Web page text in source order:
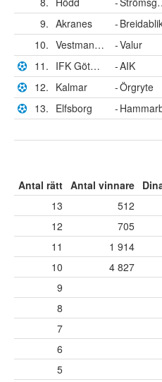
9. Akranes -
10.
Vestmannaeyja -Valur
11.
IFK Göteborg -AIK
12. Kalmar -Örgryte
13. Elfsborg -
Antal rätt Antal vinnare
13
512
12
705
11
1 914
10
4 827
9
8
7
6
5